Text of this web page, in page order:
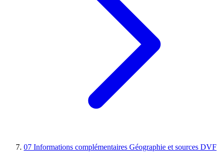
07 Informations complémentaires Géographie et sources DVF